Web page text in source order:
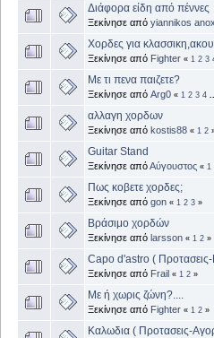
Διάφορα είδη από πέννες
Ξεκίνησε από yiannikos
Χορδες για
Ξεκίνησε από Fighter « 1 2 3
Με τι πενα παιζετε?
Ξεκίνησε από Arg0 « 1 2 3 4
αλλαγη χορδων
Ξεκίνησε από kostis88 « 1 2
Guitar Stand
Ξεκίνησε απόΑύγουστος « 1
Πως κοβετε χορδες;
Ξεκίνησε από gon « 1 2 3 »
Βράσιμο χορδών
Ξεκίνησε από larsson « 1 2 »
Capo d'astro (
Ξεκίνησε από Frail « 1 2 »
Με ή χωρις ζώνη?....
Ξεκίνησε από Fighter « 1 2 »
Καλωδια ( Προτασεις-